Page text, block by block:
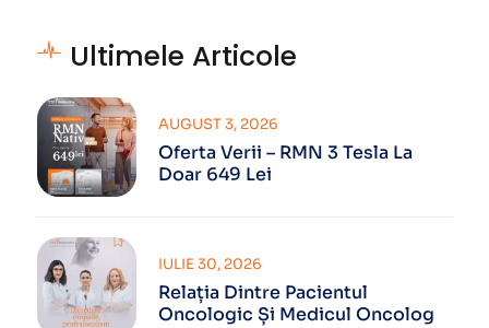
Ultimele Articole
Oferta Verii – RMN 3 Tesla La
Doar 649 Lei
AUGUST 3, 2026
Relația Dintre Pacientul
Oncologic Și Medicul Oncolog
IULIE 30, 2026